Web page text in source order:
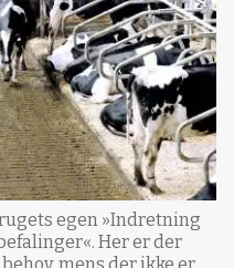
egen »Indretning
Her er der